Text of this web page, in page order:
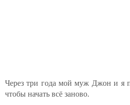
Через три года мой муж Джон и я
чтобы начать всё заново.